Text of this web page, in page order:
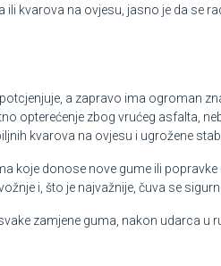
kvarova na ovjesu, jasno je da se
a zapravo ima ogroman
opterećenje zbog vrućeg asfalta,
kvarova na ovjesu i ugrožene
koje donose nove gume ili
i, što je najvažnije, čuva se
zamjene guma, nakon udarca u